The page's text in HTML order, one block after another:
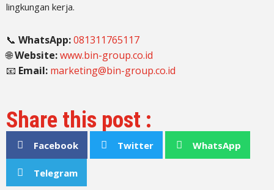
lingkungan kerja.
📞 WhatsApp:081311765117
🌐Website:www.bin-group.co.id
📧 Email: marketing@bin-group.co.id
Share this post :
Facebook Twitter WhatsApp
Telegram